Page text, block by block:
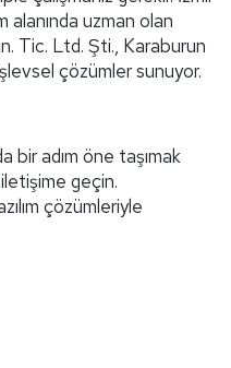
uzman olan
Tic. Ltd. Şti., Karaburun
çözümler sunuyor.
bir adım öne taşımak
geçin.
çözümleriyle